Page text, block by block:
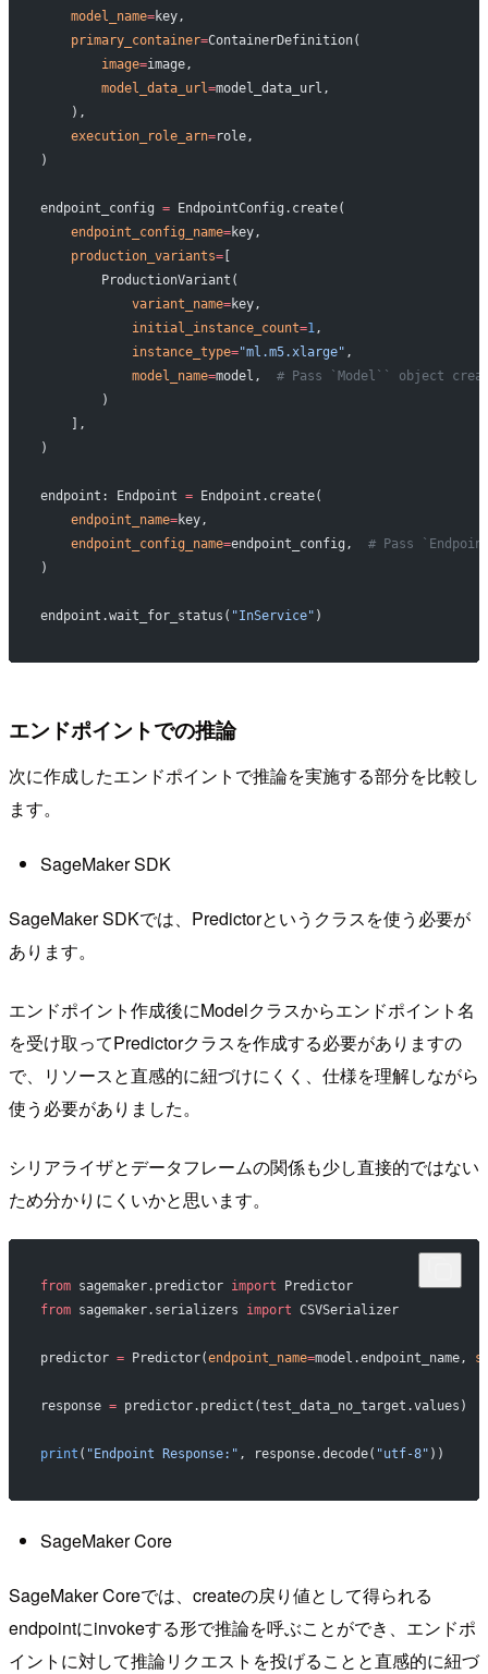
    model_name
=key,
    primary_container
=ContainerDefinition(
        image
=image,
        model_data_url
=model_data_url,
    ),
    execution_role_arn
=role,
)
endpoint_config = EndpointConfig.create(
    endpoint_config_name
=key,
    production_variants
=[
        ProductionVariant(
            variant_name
=key,
            initial_instance_count
=1 ,
            instance_type
="ml.m5.xlarge" ,
            model_name
=model, # Pass `Model`` object
        )
    ],
)
endpoint: Endpoint = Endpoint.create(
    endpoint_name
=key,
    endpoint_config_name
=endpoint_config, # Pass
)
endpoint.wait_for_status( "InService" )
エンドポイントでの推論
次に作成したエンドポイントで推論を実施する部分を比較し
ます。
SageMaker SDK
SageMaker SDKでは、Predictorというクラスを使う必要が
あります。
エンドポイント作成後にModelクラスからエンドポイント名
を受け取ってPredictorクラスを作成する必要がありますの
で、リソースと直感的に紐づけにくく、仕様を理解しながら
使う必要がありました。
シリアライザとデータフレームの関係も少し直接的ではない
ため分かりにくいかと思います。
from sagemaker.predictor import Predictor
from sagemaker.serializers import CSVSerializer
predictor = Predictor(endpoint_name=model.endpoint_name,
response = predictor.predict(test_data_no_target.values)
print ( "Endpoint Response:" , response.decode( "utf-8" ))
SageMaker Core
SageMaker Coreでは、createの戻り値として得られる
endpointにinvokeする形で推論を呼ぶことができ、エンドポ
イントに対して推論リクエストを投げることと直感的に紐づ